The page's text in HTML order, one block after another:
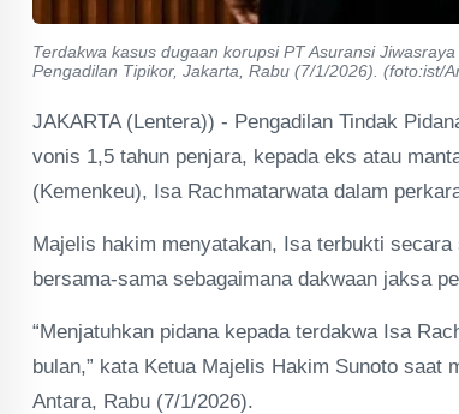
Terdakwa kasus dugaan korupsi PT Asuransi
Pengadilan Tipikor, Jakarta, Rabu (7/1/2026). (foto:ist/
JAKARTA (Lentera)) - Pengadilan Tindak
vonis 1,5 tahun penjara, kepada eks atau
(Kemenkeu), Isa Rachmatarwata dalam
Majelis hakim menyatakan, Isa terbukti
bersama-sama sebagaimana dakwaan jaksa
“Menjatuhkan pidana kepada terdakwa Isa
bulan,” kata Ketua Majelis Hakim Sunoto saat
Antara, Rabu (7/1/2026).